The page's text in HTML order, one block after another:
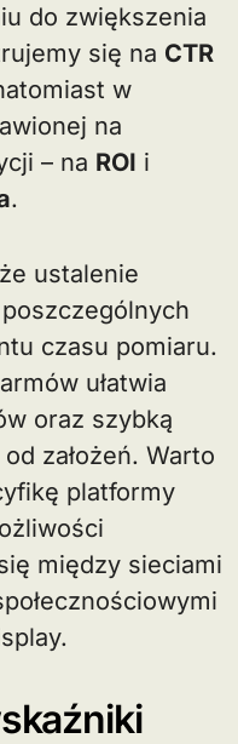
do zwiększenia
się na CTR
w
na
– na ROI i
.
ustalenie
czasu pomiaru.
ułatwia
oraz szybką
założeń. Warto
platformy
między sieciami